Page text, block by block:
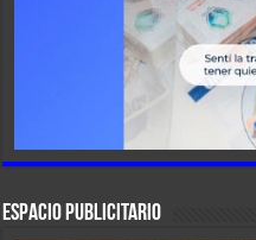
ESPACIO PUBLICITARIO